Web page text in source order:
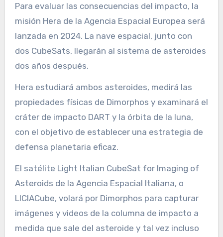
Para evaluar las consecuencias del impacto, la
misión Hera de la Agencia Espacial Europea será
lanzada en 2024. La nave espacial, junto con
dos CubeSats, llegarán al sistema de asteroides
dos años después.
Hera estudiará ambos asteroides, medirá las
propiedades físicas de Dimorphos y examinará el
cráter de impacto DART y la órbita de la luna,
con el objetivo de establecer una estrategia de
defensa planetaria eficaz.
El satélite Light Italian CubeSat for Imaging of
Asteroids de la Agencia Espacial Italiana, o
LICIACube, volará por Dimorphos para capturar
imágenes y videos de la columna de impacto a
medida que sale del asteroide y tal vez incluso